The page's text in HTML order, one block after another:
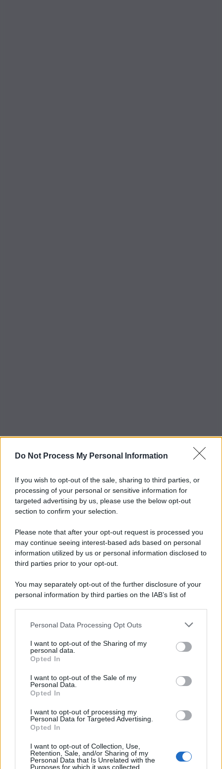
Do Not Process My Personal Information
If you wish to opt-out of the sale, sharing to third parties, or
processing of your personal or sensitive information for
targeted advertising by us, please use the below opt-out
section to confirm your selection.
Please note that after your opt-out request is processed you
may continue seeing interest-based ads based on personal
information utilized by us or personal information disclosed to
third parties prior to your opt-out.
You may separately opt-out of the further disclosure of your
personal information by third parties on the IAB’s list of
This information may also be disclosed by us to third parties
disclose it to other third parties.
Personal Data Processing Opt Outs
I want to opt-out of the Sharing of my
personal data.
Opted In
I want to opt-out of the Sale of my
Personal Data.
Opted In
I want to opt-out of processing my
Personal Data for Targeted Advertising.
Opted In
I want to opt-out of Collection, Use,
Retention, Sale, and/or Sharing of my
Personal Data that Is Unrelated with the
Purposes for which it was collected.